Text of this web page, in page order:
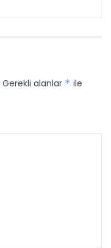
Gerekli alanlar * ile